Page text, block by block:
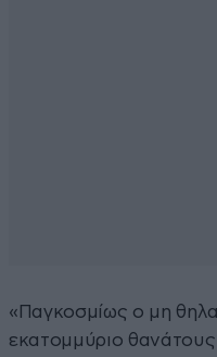
«Παγκοσμίως ο μη
εκατομμύριο θανάτους